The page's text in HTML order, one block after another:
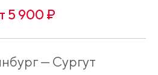
5 900 ₽
— Сургут